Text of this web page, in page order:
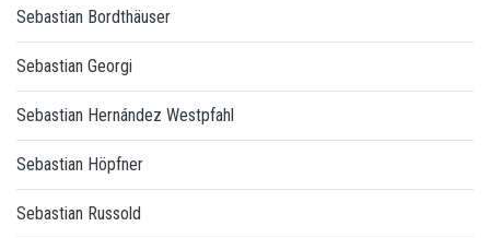
Sebastian Bordthäuser
Sebastian Georgi
Sebastian Hernández Westpfahl
Sebastian Höpfner
Sebastian Russold